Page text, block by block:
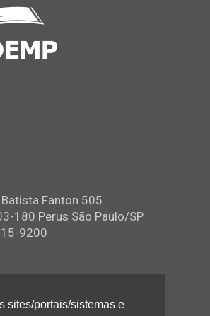
Fanton 505
180 Perus São Paulo/SP
9200
sites/portais/sistemas e